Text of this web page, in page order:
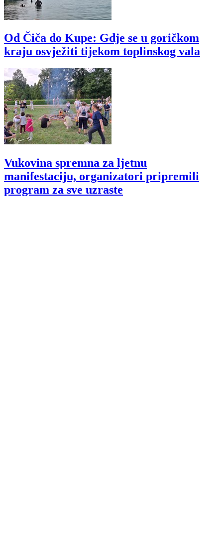
Od Čiča do Kupe: Gdje se u goričkom
kraju osvježiti tijekom toplinskog vala
Vukovina spremna za ljetnu
manifestaciju, organizatori pripremili
program za sve uzraste